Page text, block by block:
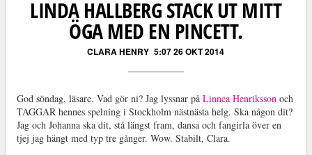
LINDA HALLBERG STACK UT MITT
ÖGA MED EN PINCETT.
CLARA HENRY 5:07 26 OKT 2014
God söndag, läsare. Vad gör ni? Jag lyssnar på Linnea Henrikssonoch
TAGGAR hennes spelning i Stockholm nästnästa helg. Ska någon dit?
Jag och Johanna ska dit, stå längst fram, dansa och fangirla över en
tjej jag hängt med typ tre gånger. Wow. Stabilt, Clara.